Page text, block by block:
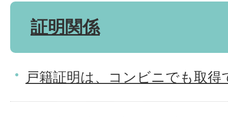
証明関係
戸籍証明は、コンビニでも取得